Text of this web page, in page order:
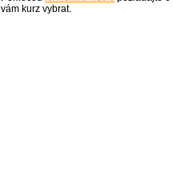
vám kurz vybrat.